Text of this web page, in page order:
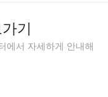
기
에서 자세하게 안내해